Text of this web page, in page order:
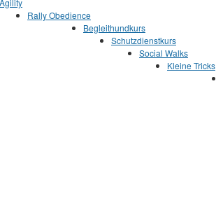
Agility
Rally Obedience
Begleithundkurs
Schutzdienstkurs
Social Walks
Kleine Tricks